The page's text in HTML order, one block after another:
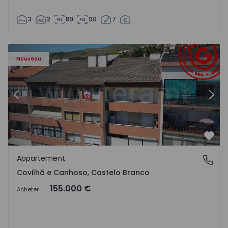
3 2 89 90 7
Nouveau
- 18
Appartement T2 Covilhã, Covilhã e Canhoso - 1497806 -
Précédent
Covilhã e Canhoso, Castelo Branco
Appartement
Covilhã e Canhoso, Castelo Branco
Acheter 155.000 €